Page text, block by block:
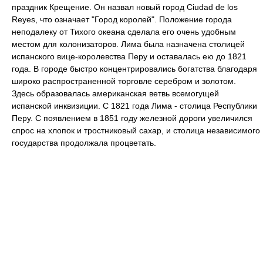
праздник Крещение. Он назвал новый город Ciudad de los
Reyes, что означает "Город королей". Положение города
неподалеку от Тихого океана сделала его очень удобным
местом для колонизаторов. Лима была назначена столицей
испанского вице-королевства Перу и оставалась ею до 1821
года. В городе быстро концентрировались богатства благодаря
широко распространенной торговле серебром и золотом.
Здесь образовалась американская ветвь всемогущей
испанской инквизиции. С 1821 года Лима - столица Республики
Перу. С появлением в 1851 году железной дороги увеличился
спрос на хлопок и тростниковый сахар, и столица независимого
государства продолжала процветать.